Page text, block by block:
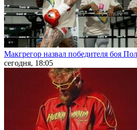
Макгрегор назвал победителя боя
сегодня, 18:05